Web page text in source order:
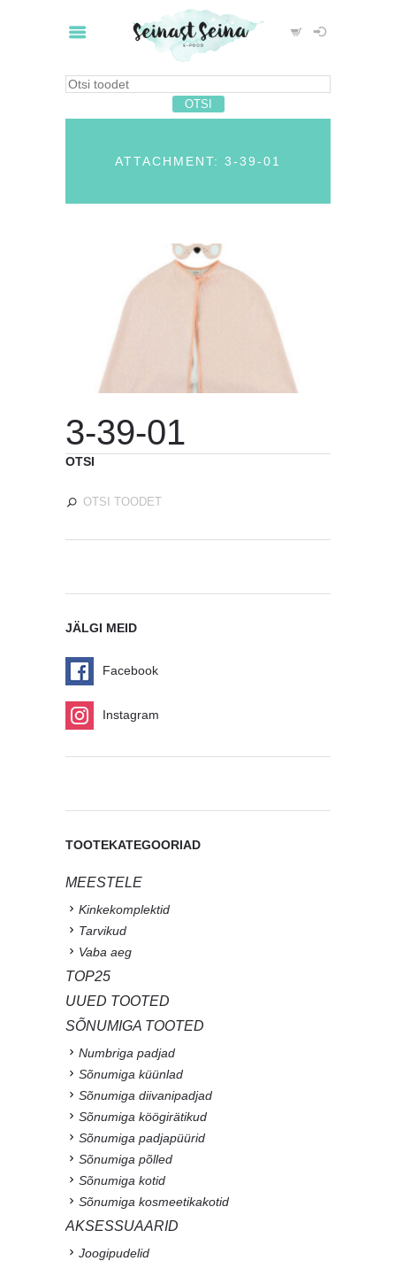
ATTACHMENT: 3-39-01
3-39-01
OTSI
JÄLGI MEID
Facebook
Instagram
TOOTEKATEGOORIAD
MEESTELE
Kinkekomplektid
Tarvikud
Vaba aeg
TOP25
UUED TOOTED
SÕNUMIGA TOOTED
Numbriga padjad
Sõnumiga küünlad
Sõnumiga diivanipadjad
Sõnumiga köögirätikud
Sõnumiga padjapüürid
Sõnumiga põlled
Sõnumiga kotid
Sõnumiga kosmeetikakotid
AKSESSUAARID
Joogipudelid